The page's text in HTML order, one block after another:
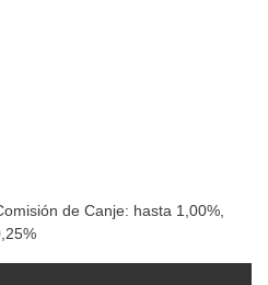
de Canje: hasta 1,00%,